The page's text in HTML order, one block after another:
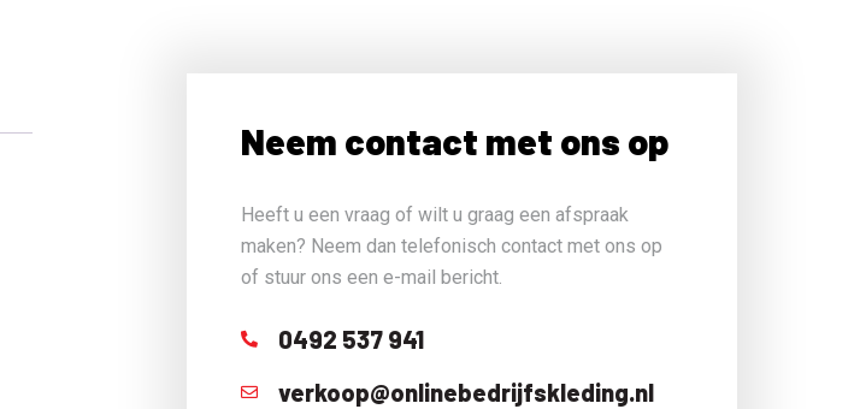
Neem contact met ons op
Heeft u een vraag of wilt u graag een afspraak
maken? Neem dan telefonisch contact met ons op
of stuur ons een e-mail bericht.
0492 537 941
verkoop@onlinebedrijfskleding.nl